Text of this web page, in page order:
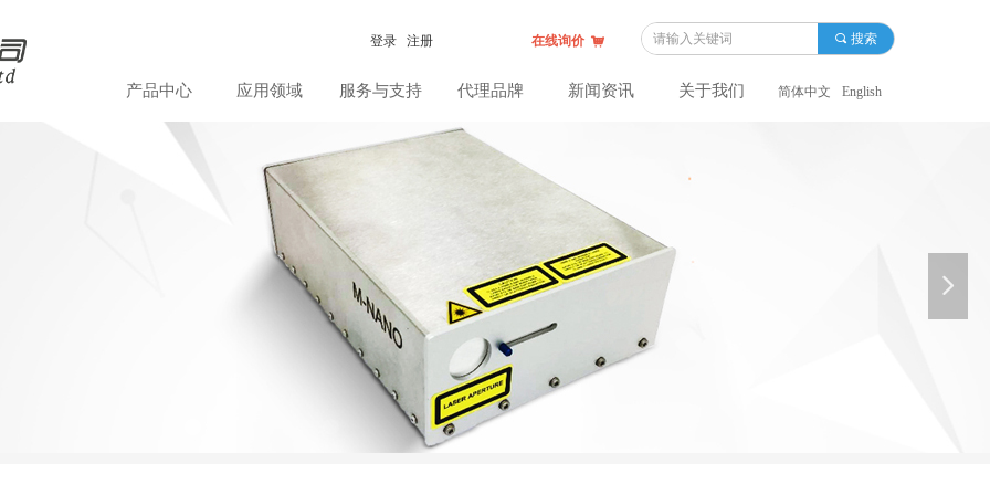
产品中心 应用领域 服务与支持 代理品牌 新闻资讯 关于我们
끠 搜索
简体中文 English
在线询价 낙
登录 注册
넲